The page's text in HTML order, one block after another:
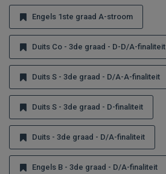
Engels 1ste graad A-stroom
Duits Co - 3de graad - D-D/A-finaliteit
Duits S - 3de graad - D/A-A-finaliteit
Duits S - 3de graad - D-finaliteit
Duits - 3de graad - D/A-finaliteit
Engels B - 3de graad - D/A-finaliteit